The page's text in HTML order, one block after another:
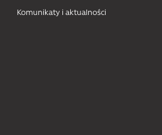
Komunikaty i aktualności